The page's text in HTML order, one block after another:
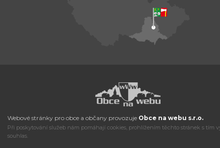
Webové stránky pro obce a občany provozuje Obce na webu s.r.o.
Při poskytování služeb nám pomáhají cookies, prohlížením těchto stránek s tím
souhlas.